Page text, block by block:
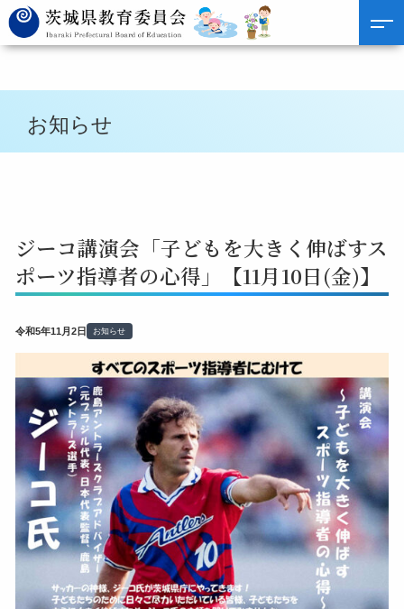
お知らせ
ジーコ講演会「子どもを大きく伸ばすス
ポーツ指導者の心得」【11月10日(金)】
令和5年11月2日 お知らせ